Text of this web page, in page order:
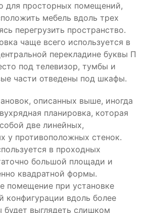
для просторных помещений,
мебель вдоль трех
перегрузить пространство.
чаще всего используется в
перекладине буквы П
под телевизор, тумбы и
части отведены под шкафы.
описанных выше, иногда
планировка, которая
две линейных,
у противоположных стенок.
в проходных
большой площади и
квадратной формы.
помещение при установке
конфигурации вдоль более
будет выглядеть слишком